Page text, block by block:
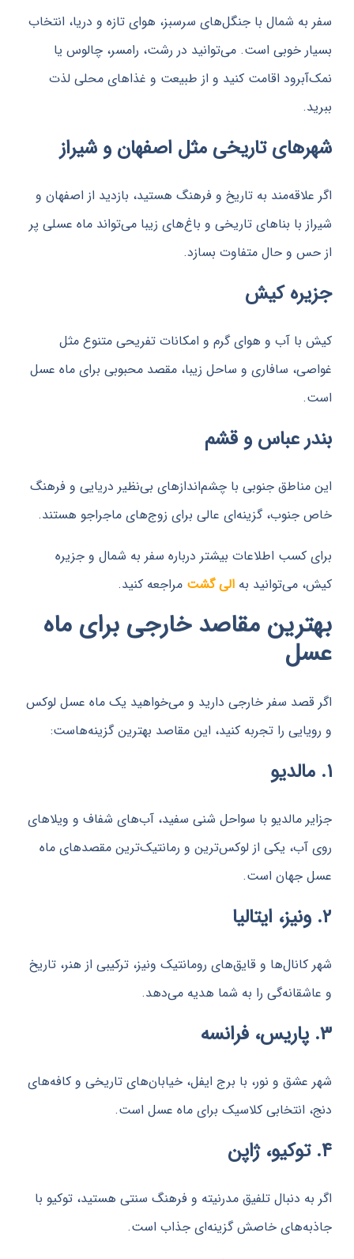
شمال با جنگل‌های سرسبز، هوای تازه و دریا، انتخاب
خوبی است. می‌توانید در رشت، رامسر، چالوس یا
اقامت کنید و از طبیعت و غذاهای محلی لذت
تاریخی مثل اصفهان و شیراز
به تاریخ و فرهنگ هستید، بازدید از اصفهان و
با بناهای تاریخی و باغ‌های زیبا می‌تواند ماه عسلی پر
و حال متفاوت بسازد.
کیش
آب و هوای گرم و امکانات تفریحی متنوع مثل
سافاری و ساحل زیبا، مقصد محبوبی برای ماه عسل
عباس و قشم
جنوبی با چشم‌اندازهای بی‌نظیر دریایی و فرهنگ
گزینه‌ای عالی برای زوج‌های ماجراجو هستند.
اطلاعات بیشتر درباره سفر به شمال و جزیره
بهالی گشت مراجعه کنید.
مقاصد خارجی برای ماه
سفر خارجی دارید و می‌خواهید یک ماه عسل لوکس
را تجربه کنید، این مقاصد بهترین گزینه‌هاست:
مالدیو با سواحل شنی سفید، آب‌های شفاف و ویلاهای
یکی از لوکس‌ترین و رمانتیک‌ترین مقصدهای ماه
است.
و قایق‌های رومانتیک ونیز، ترکیبی از هنر، تاریخ
را به شما هدیه می‌دهد.
و نور، با برج ایفل، خیابان‌های تاریخی و کافه‌های
کلاسیک برای ماه عسل است.
دنبال تلفیق مدرنیته و فرهنگ سنتی هستید، توکیو با
خاصش گزینه‌ای جذاب است.